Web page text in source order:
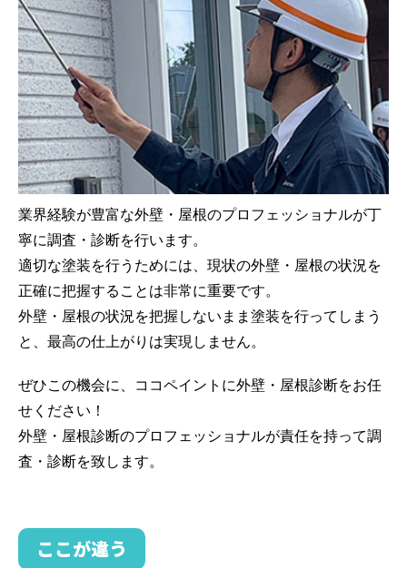
業界経験が豊富な外壁・屋根のプロフェッショナルが丁
寧に調査・診断を行います。
適切な塗装を行うためには、現状の外壁・屋根の状況を
正確に把握することは非常に重要です。
外壁・屋根の状況を把握しないまま塗装を行ってしまう
と、最高の仕上がりは実現しません。
ぜひこの機会に、ココペイントに外壁・屋根診断をお任
せください！
外壁・屋根診断のプロフェッショナルが責任を持って調
査・診断を致します。
ここが違う